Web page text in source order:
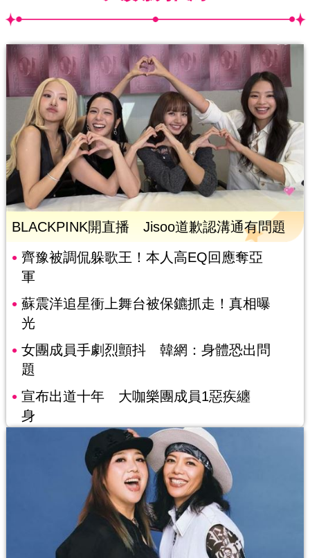
BLACKPINK開直播 Jisoo道歉認溝通有問題
齊豫被調侃躲歌王！本人高EQ回應奪亞
軍
蘇震洋追星衝上舞台被保鑣抓走！真相曝
光
女團成員手劇烈顫抖 韓網：身體恐出問
題
宣布出道十年 大咖樂團成員1惡疾纏
身